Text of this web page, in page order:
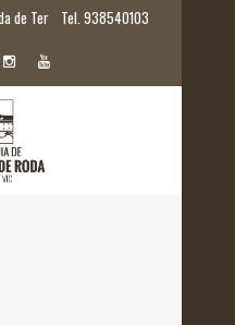
de Ter Tel. 938540103